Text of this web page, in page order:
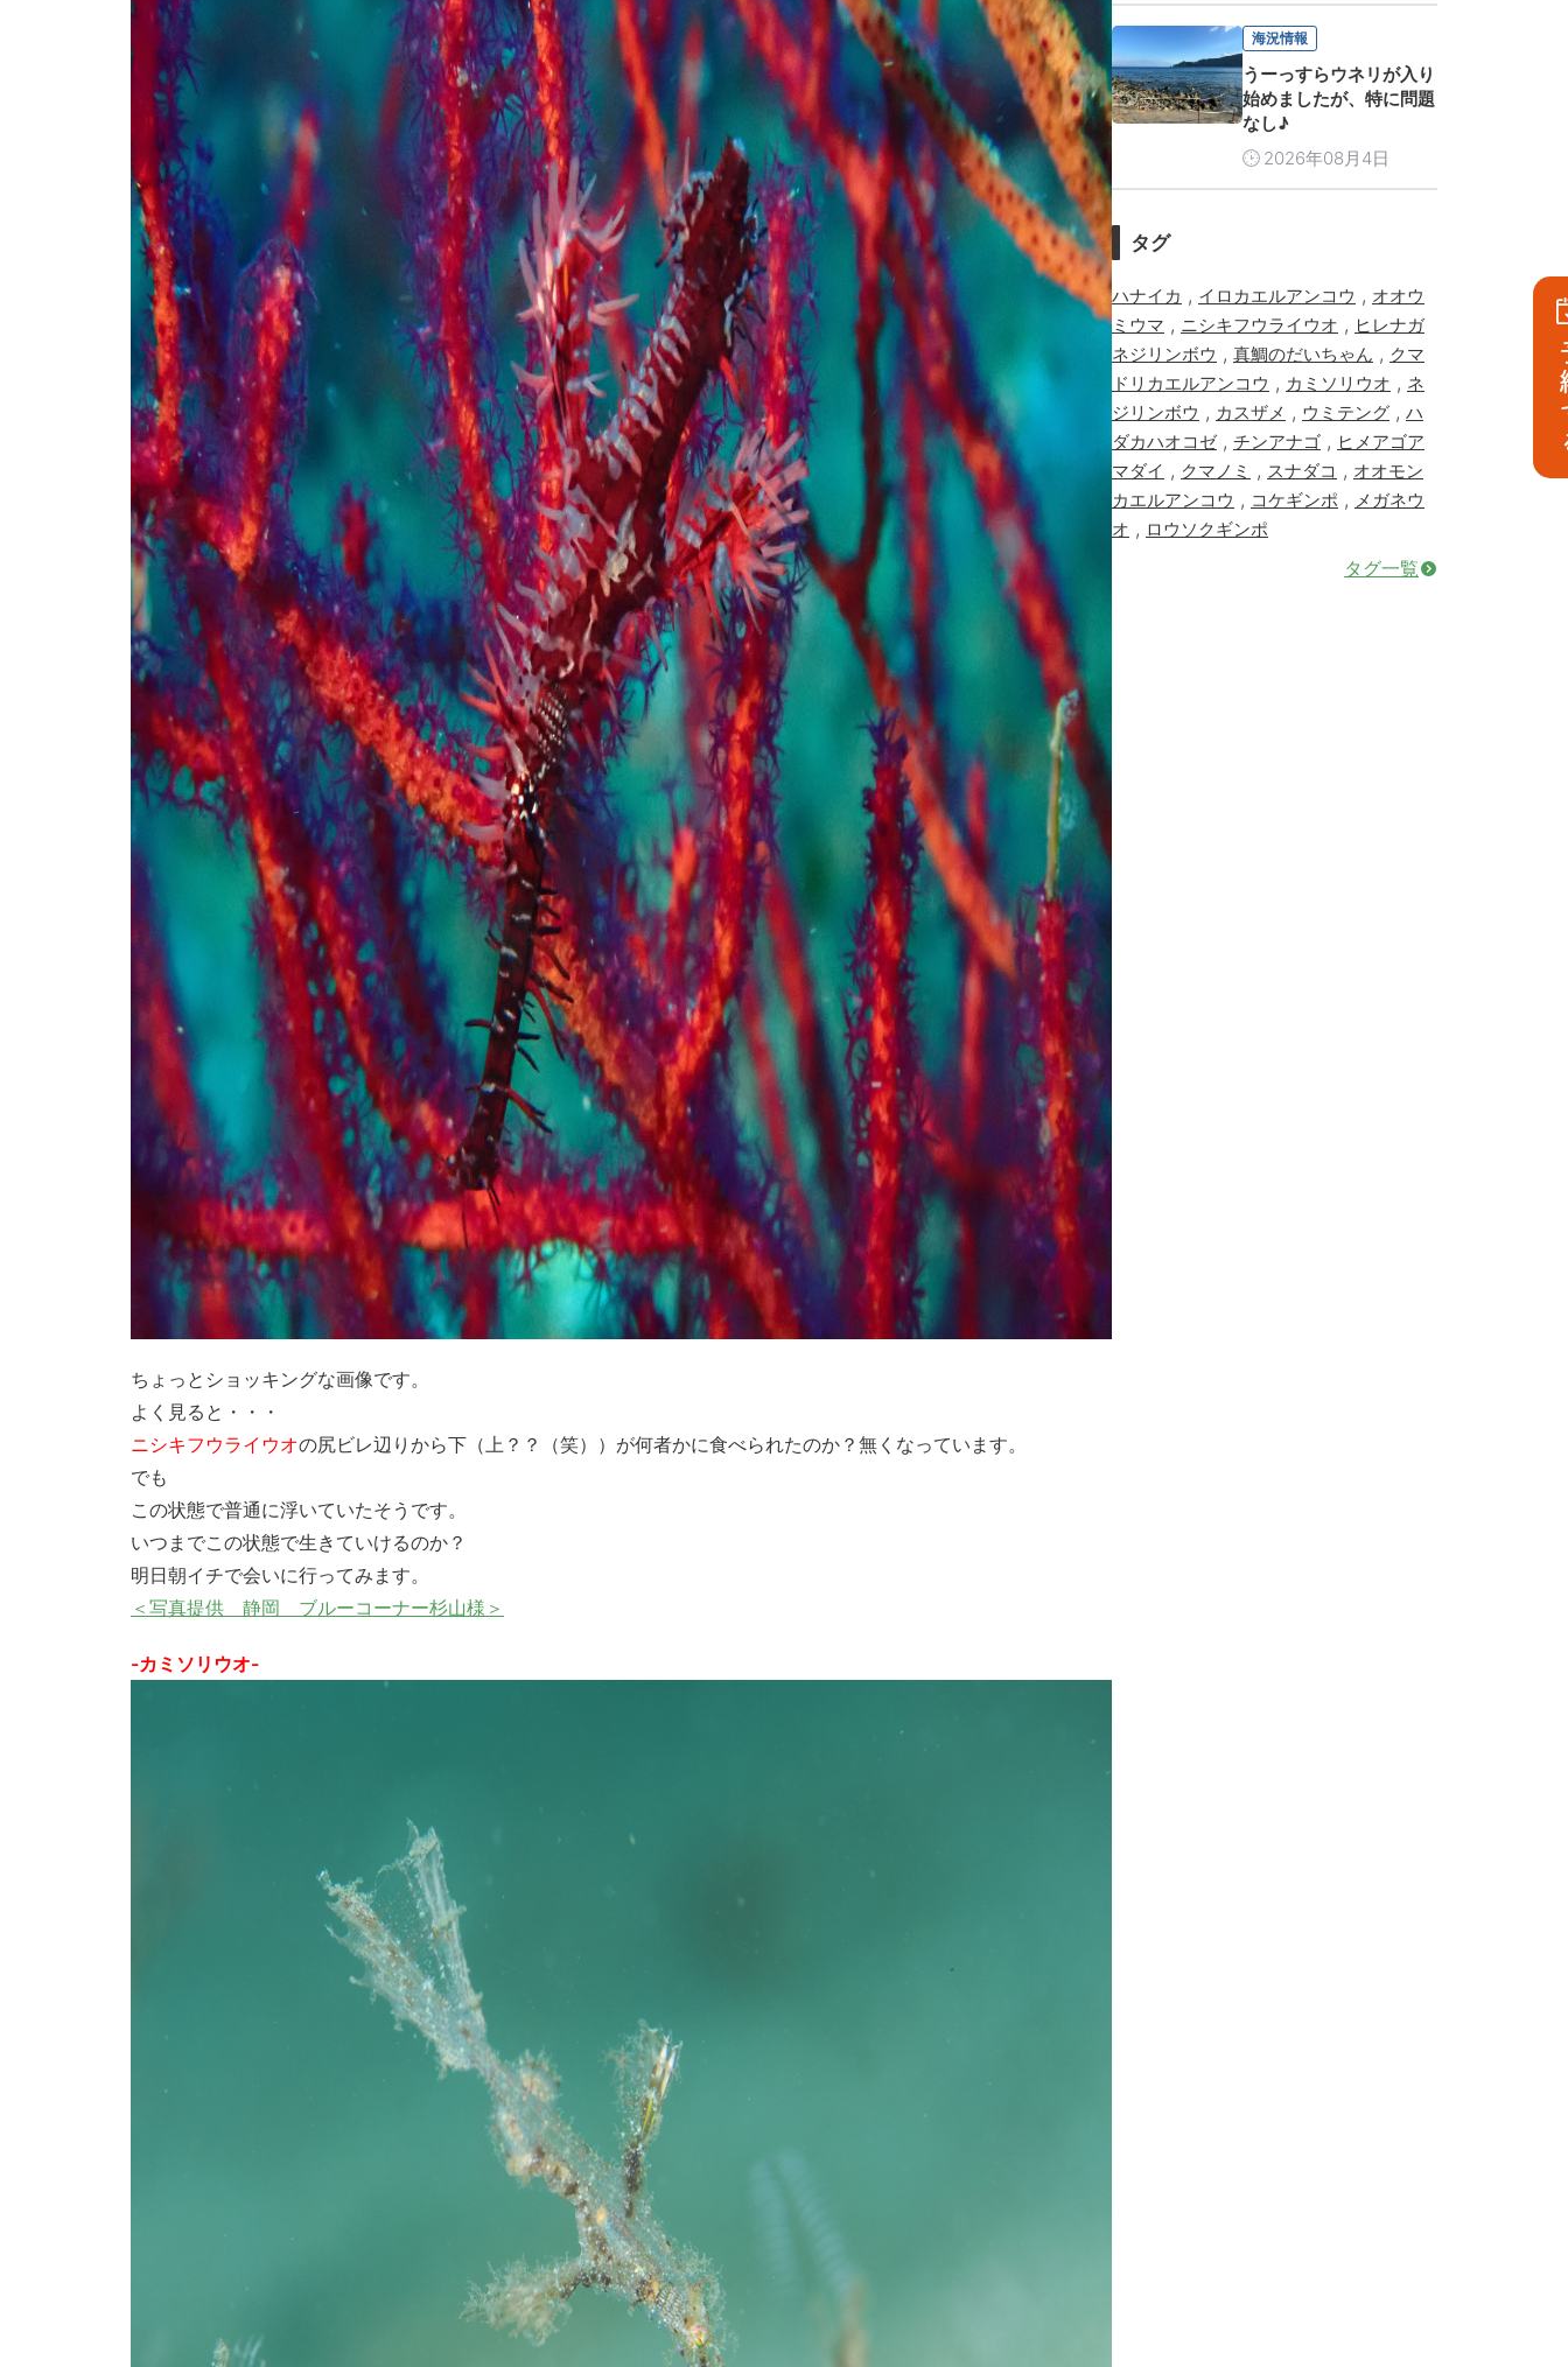
ちょっとショッキングな画像です。
よく見ると・・・
ニシキフウライウオの尻ビレ辺りから下（上？？（笑））が何者かに食べられたのか？無くなっています。
でも
この状態で普通に浮いていたそうです。
いつまでこの状態で生きていけるのか？
明日朝イチで会いに行ってみます。
＜写真提供 静岡 ブルーコーナー杉山様＞
-カミソリウオ-
海況情報
うーっすらウネリが入り
始めましたが、特に問題
なし♪
2026年08月4日
タグ
ハナイカ , イロカエルアンコウ , オオウ
ミウマ , ニシキフウライウオ , ヒレナガ
ネジリンボウ , 真鯛のだいちゃん , クマ
ドリカエルアンコウ , カミソリウオ , ネ
ジリンボウ , カスザメ , ウミテング , ハ
ダカハオコゼ, チンアナゴ , ヒメアゴア
マダイ , クマノミ , スナダコ , オオモン
カエルアンコウ , コケギンポ , メガネウ
オ , ロウソクギンポ
タグ一覧